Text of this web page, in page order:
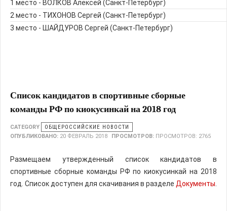
1 место - ВОЛКОВ Алексей (Санкт-Петербург)
2 место - ТИХОНОВ Сергей (Санкт-Петербург)
3 место - ШАЙДУРОВ Сергей (Санкт-Петербург)
Список кандидатов в спортивные сборные
команды РФ по киокусинкай на 2018 год
CATEGORY
ОБЩЕРОССИЙСКИЕ НОВОСТИ
ОПУБЛИКОВАНО: 20 ФЕВРАЛЬ 2018 ПРОСМОТРОВ: ПРОСМОТРОВ: 2765
Размещаем утвержденный список кандидатов в
спортивные сборные команды РФ по киокусинкай на 2018
год. Список доступен для скачивания в разделе Документы